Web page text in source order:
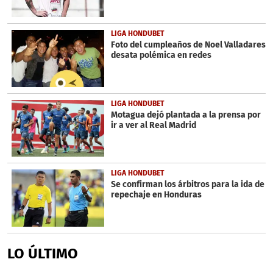
LIGA HONDUBET
Foto del cumpleaños de Noel Valladares
desata polémica en redes
LIGA HONDUBET
Motagua dejó plantada a la prensa por
ir a ver al Real Madrid
LIGA HONDUBET
Se confirman los árbitros para la ida de
repechaje en Honduras
LO ÚLTIMO